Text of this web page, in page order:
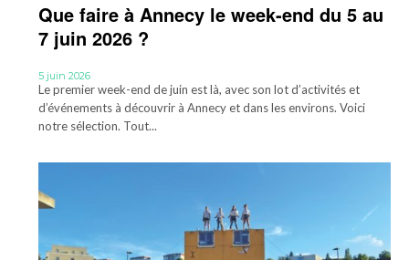
Que faire à Annecy le week-end du 5 au
7 juin 2026 ?
5 juin 2026
Le premier week-end de juin est là, avec son lot d’activités et
d’événements à découvrir à Annecy et dans les environs. Voici
notre sélection. Tout...